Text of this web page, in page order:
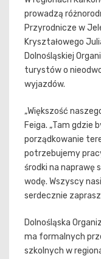
prowadzą
Przyrodnicze w
Kryształowego
Dolnośląskiej
turystów o
wyjazdów.
„Większość
Feiga. „Tam gdzie
porządkowanie
potrzebujemy
środki na naprawę
wodę. Wszyscy
serdecznie
Dolnośląska
ma formalnych
szkolnych w